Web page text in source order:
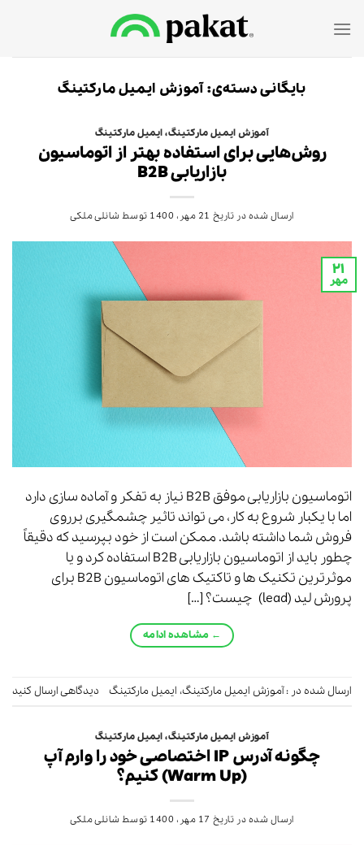
بایگانی دسته‌ی:آموزش ایمیل مارکتینگ
آموزش ایمیل مارکتینگ،ایمیل مارکتینگ
روش‌هایی برای استفاده بهتر از اتوماسیون
بازاریابی B2B
ارسال شده در تاریخ 21 مهر، 1400 توسط شانلی ملکی
۲۱
مهر
اتوماسیون بازاریابی موفق B2B نیاز به تفکر و آماده سازی دارد
اما با یکبار شروع به کار، می تواند تاثیر چشمگیری برروی
فروش شما داشته باشد. ممکن است از خود بپرسید که دقیقاً
چطور باید از اتوماسیون بازاریابی B2B استفاده کرد و یا
موثرترین تکنیک ها و تاکتیک های اتوماسیون B2B برای
پرورش لید (lead) چیست؟ […]
← مشاهده ادامه
ارسال شده در :آموزش ایمیل مارکتینگ، ایمیل مارکتینگ دیدگاهی ارسال کنید
آموزش ایمیل مارکتینگ،ایمیل مارکتینگ
چگونه آدرس IP اختصاصی خود را وارم آپ
(Warm Up) کنیم؟
ارسال شده در تاریخ 17 مهر، 1400 توسط شانلی ملکی